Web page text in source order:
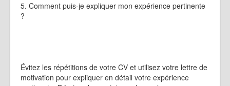
5. Comment puis-je expliquer mon expérience pertinente
?
Évitez les répétitions de votre CV et utilisez votre lettre de
motivation pour expliquer en détail votre expérience